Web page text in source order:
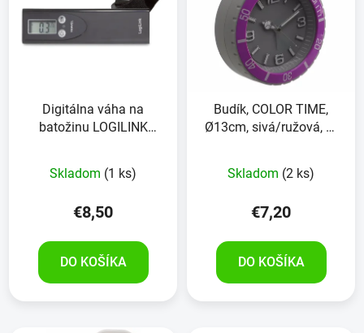
Digitálna váha na
batožinu LOGILINK
Skladom (1 ks)
€8,50
DO KOŠÍKA
Budík, COLOR TIME,
Ø13cm, sivá/ružová, B-
Skladom (2 ks)
€7,20
DO KOŠÍKA